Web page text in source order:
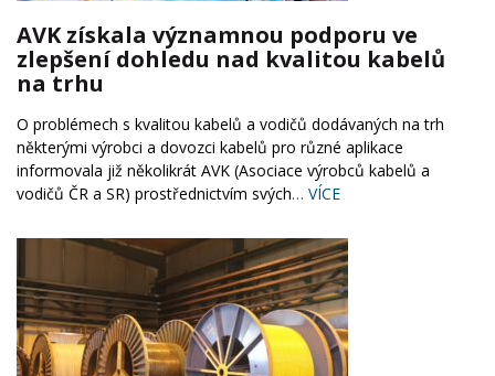
AVK získala významnou podporu ve
zlepšení dohledu nad kvalitou kabelů
na trhu
O problémech s kvalitou kabelů a vodičů dodávaných na trh
některými výrobci a dovozci kabelů pro různé aplikace
informovala již několikrát AVK (Asociace výrobců kabelů a
vodičů ČR a SR) prostřednictvím svých… VÍCE